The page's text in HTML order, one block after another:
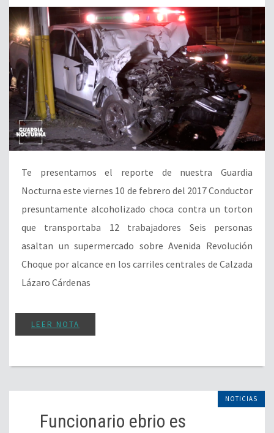
Te presentamos el reporte de nuestra Guardia
Nocturna este viernes 10 de febrero del 2017 Conductor
presuntamente alcoholizado choca contra un torton
que transportaba 12 trabajadores Seis personas
asaltan un supermercado sobre Avenida Revolución
Choque por alcance en los carriles centrales de Calzada
Lázaro Cárdenas
LEER NOTA
NOTICIAS
Funcionario ebrio es